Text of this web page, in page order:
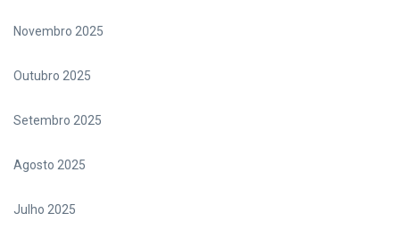
Novembro 2025
Outubro 2025
Setembro 2025
Agosto 2025
Julho 2025